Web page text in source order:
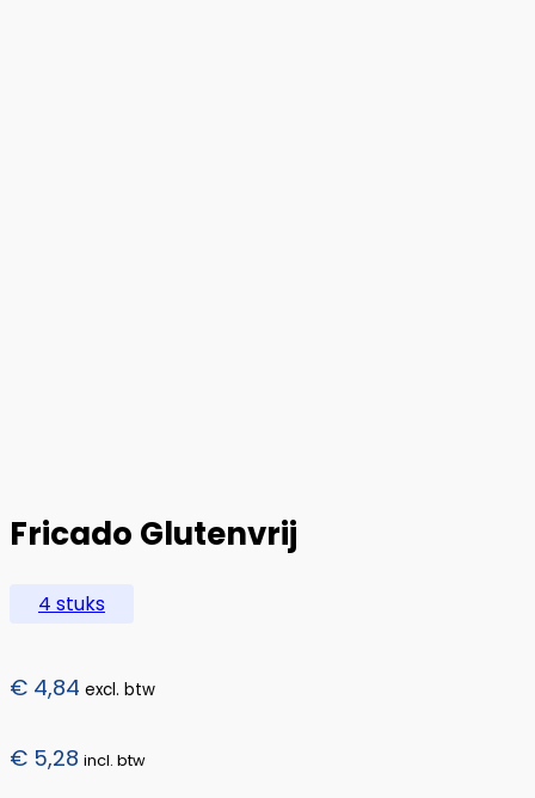
Fricado Glutenvrij
4 stuks
€ 4,84 excl. btw
€ 5,28 incl. btw